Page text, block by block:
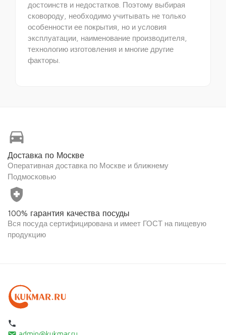
достоинств и недостатков. Поэтому выбирая
сковороду, необходимо учитывать не только
особенности ее покрытия, но и условия
эксплуатации, наименование производителя,
технологию изготовления и многие другие
факторы.
directions_car
Доставка по Москве
Оперативная доставка по Москве и ближнему
Подмосковью
health_and_safety
100% гарантия качества посуды
Вся посуда сертифицирована и имеет ГОСТ на пищевую
продукцию
local_phone